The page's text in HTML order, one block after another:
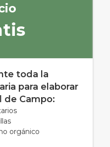
toda la
para elaborar
de Campo:
orgánico